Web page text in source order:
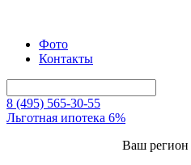
Фото
Контакты
8 (495) 565-30-55
Льготная ипотека 6%
Ваш регион